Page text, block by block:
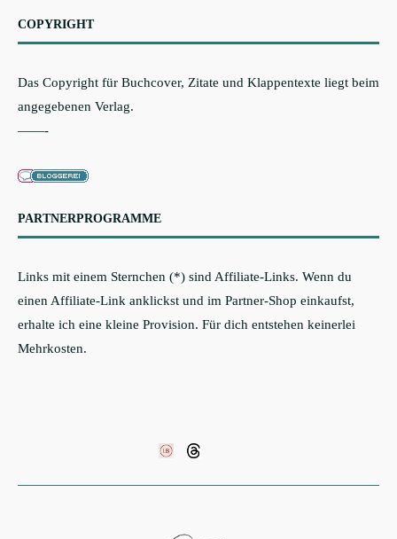
COPYRIGHT
Das Copyright für Buchcover, Zitate und Klappentexte liegt beim
angegebenen Verlag.
——-
PARTNERPROGRAMME
Links mit einem Sternchen (*) sind Affiliate-Links. Wenn du
einen Affiliate-Link anklickst und im Partner-Shop einkaufst,
erhalte ich eine kleine Provision. Für dich entstehen keinerlei
Mehrkosten.